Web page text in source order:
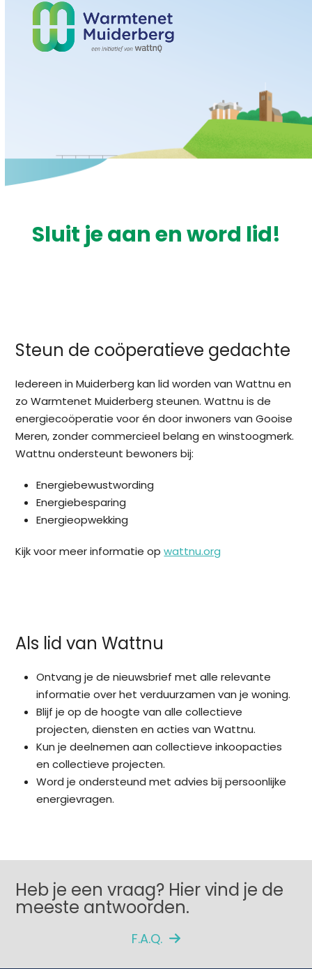
content
Open
mobile
menu
Close
mobile
menu
Sluit je aan en word lid!
Steun de coöperatieve gedachte
Iedereen in Muiderberg kan lid worden van Wattnu en
zo Warmtenet Muiderberg steunen. Wattnu is de
energiecoöperatie voor én door inwoners van Gooise
Meren, zonder commercieel belang en winstoogmerk.
Wattnu ondersteunt bewoners bij:
Energiebewustwording
Energiebesparing
Energieopwekking
Kijk voor meer informatie opwattnu.org
Als lid van Wattnu
Ontvang je de nieuwsbrief met alle relevante
informatie over het verduurzamen van je woning.
Blijf je op de hoogte van alle collectieve
projecten, diensten en acties van Wattnu.
Kun je deelnemen aan collectieve inkoopacties
en collectieve projecten.
Word je ondersteund met advies bij persoonlijke
energievragen.
Heb je een vraag? Hier vind je de
meeste antwoorden.
F.A.Q.